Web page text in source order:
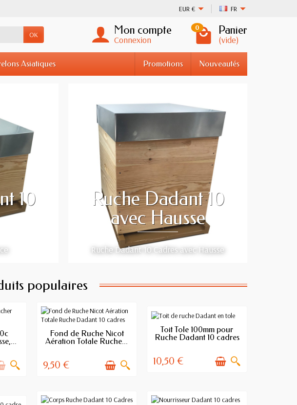
EUR € FR
OK Mon compte
Connexion
0 Panier
(vide)
Asiatiques Promotions Nouveautés
10
Ruche Dadant 10
avec Hausse
Ruche Dadant 10 Cadres avec Hausse
populaires
EN STOCK
Fond de Ruche Nicot
Aération Totale Ruche...
9,50 €
EN STOCK
Toit Tole 100mm pour
Ruche Dadant 10 cadres
10,50 €